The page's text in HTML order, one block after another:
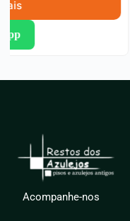
Acompanhe-nos